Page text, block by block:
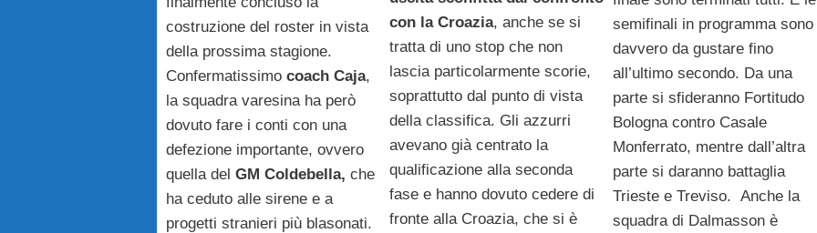
costruzione del roster in vista
della prossima stagione.
Confermatissimo coach Caja,
la squadra varesina ha però
dovuto fare i conti con una
defezione importante, ovvero
quella del GM Coldebella, che
ha ceduto alle sirene e a
progetti stranieri più blasonati.
con la Croazia, anche se si
tratta di uno stop che non
lascia particolarmente scorie,
soprattutto dal punto di vista
della classifica. Gli azzurri
avevano già centrato la
qualificazione alla seconda
fase e hanno dovuto cedere di
fronte alla Croazia, che si è
semifinali in programma sono
davvero da gustare fino
all’ultimo secondo. Da una
parte si sfideranno Fortitudo
Bologna contro Casale
Monferrato, mentre dall’altra
parte si daranno battaglia
Trieste e Treviso. Anche la
squadra di Dalmasson è